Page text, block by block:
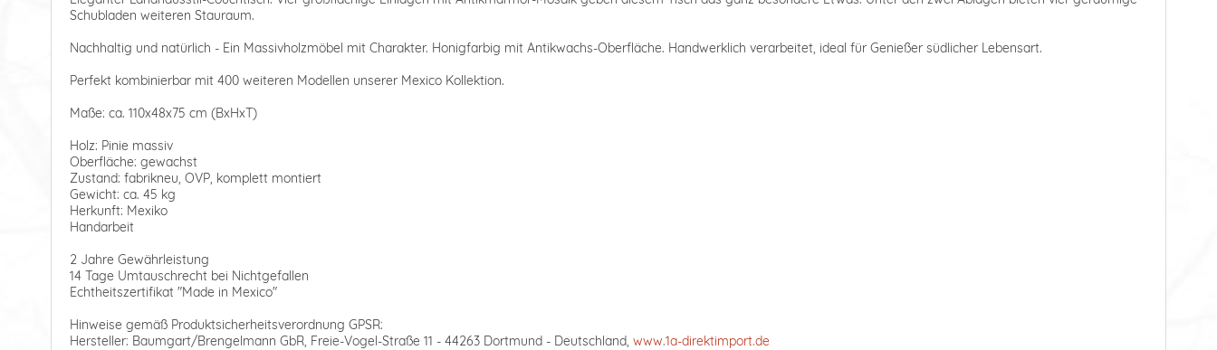
Schubladen weiteren Stauraum.
Nachhaltig und natürlich - Ein Massivholzmöbel mit Charakter. Honigfarbig mit Antikwachs-Oberfläche. Handwerklich verarbeitet, ideal für Genießer südlicher Lebensart.
Perfekt kombinierbar mit 400 weiteren Modellen unserer Mexico Kollektion.
Maße: ca. 110x48x75 cm (BxHxT)
Holz: Pinie massiv
Oberfläche: gewachst
Zustand: fabrikneu, OVP, komplett montiert
Gewicht: ca. 45 kg
Herkunft: Mexiko
Handarbeit
2 Jahre Gewährleistung
14 Tage Umtauschrecht bei Nichtgefallen
Echtheitszertifikat "Made in Mexico"
Hinweise gemäß Produktsicherheitsverordnung GPSR:
Hersteller: Baumgart/Brengelmann GbR, Freie-Vogel-Straße 11 - 44263 Dortmund - Deutschland, www.1a-direktimport.de